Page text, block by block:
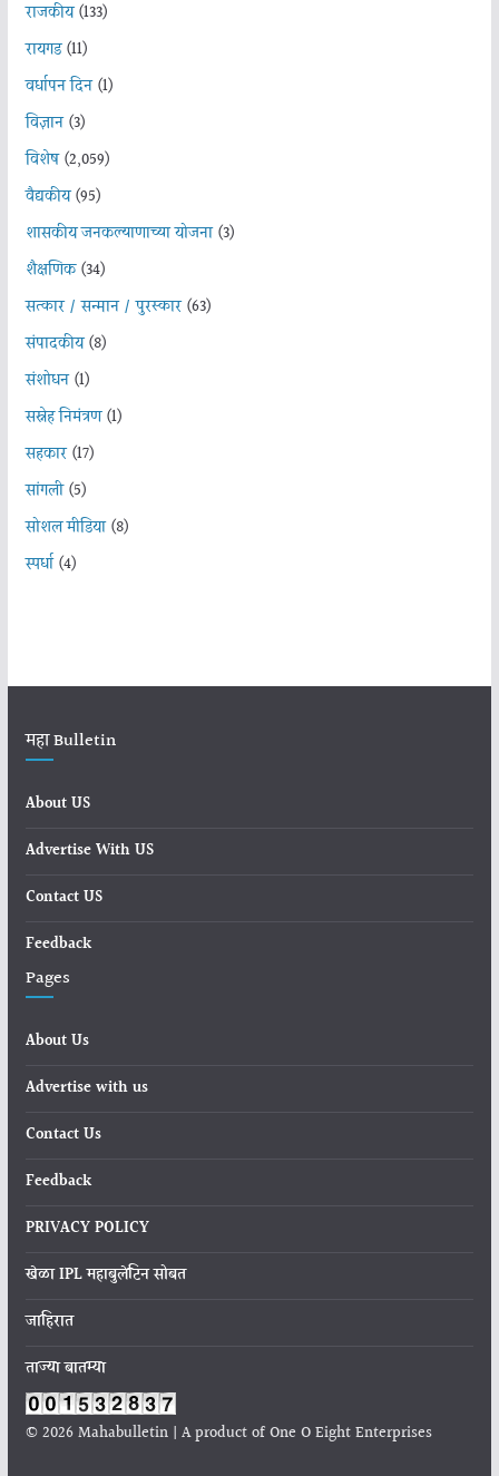
राजकीय(133)
रायगड(11)
वर्धापन दिन(1)
विज्ञान(3)
विशेष(2,059)
वैद्यकीय(95)
शासकीय जनकल्याणाच्या योजना(3)
शैक्षणिक(34)
सत्कार / सन्मान / पुरस्कार(63)
संपादकीय(8)
संशोधन(1)
सस्नेह निमंत्रण(1)
सहकार(17)
सांगली(5)
सोशल मीडिया(8)
स्पर्धा(4)
महा Bulletin
About US
Advertise With US
Contact US
Feedback
Pages
About Us
Advertise with us
Contact Us
Feedback
PRIVACY POLICY
खेळा IPL महाबुलेटिन सोबत
जाहिरात
ताज्या बातम्या
© 2026 Mahabulletin | A product of One O Eight Enterprises